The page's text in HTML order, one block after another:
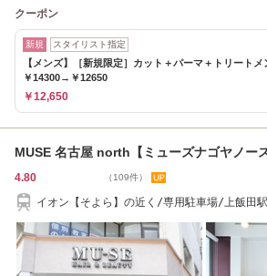
クーポン
新規 スタイリスト指定
【メンズ】［新規限定］カット＋パーマ＋トリートメ
￥14300→￥12650
￥12,650
MUSE 名古屋 north【ミューズナゴヤノース
4.80 （109件）
イオン【そよら】の近く/専用駐車場/上飯田